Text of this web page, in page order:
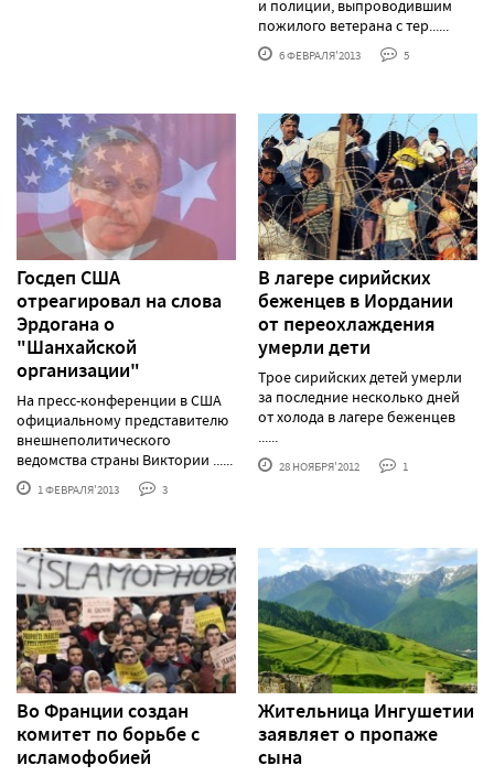
и полиции, выпроводившим
пожилого ветерана с тер......
6 ФЕВРАЛЯ'2013 5
Госдеп США
отреагировал на слова
Эрдогана о
"Шанхайской
организации"
На пресс-конференции в США
официальному представителю
внешнеполитического
ведомства страны Виктории ......
1 ФЕВРАЛЯ'2013 3
В лагере сирийских
беженцев в Иордании
от переохлаждения
умерли дети
Трое сирийских детей умерли
за последние несколько дней
от холода в лагере беженцев
28 НОЯБРЯ'2012 1
Во Франции создан
комитет по борьбе с
исламофобией
Жительница Ингушетии
заявляет о пропаже
сына